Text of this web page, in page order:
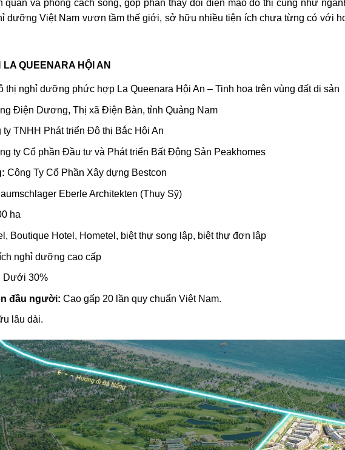
quan và phong cách sống, góp phần thay đổi diện mạo đô thị cũng như
dưỡng Việt Nam vươn tầm thế giới, sở hữu nhiều tiện ích chưa từng có với
QUEENARA HỘI AN
thị nghỉ dưỡng phức hợp La Queenara Hội An – Tinh hoa trên vùng đất di sản
Điện Dương, Thị xã Điện Bàn, tỉnh Quảng Nam
ty TNHH Phát triển Đô thị Bắc Hội An
ty Cổ phần Đầu tư và Phát triển Bất Động Sản Peakhomes
Công Ty Cổ Phần Xây dựng Bestcon
Eberle Architekten (Thụy Sỹ)
ha
Boutique Hotel, Hometel, biệt thự song lập, biệt thự đơn lập
nghỉ dưỡng cao cấp
Dưới 30%
đầu người: Cao gấp 20 lần quy chuẩn Việt Nam.
lâu dài.